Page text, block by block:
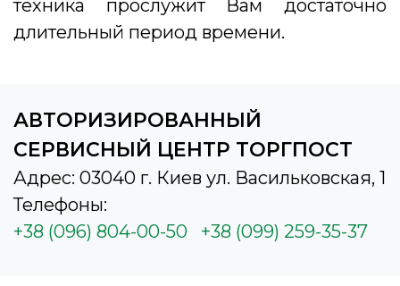
техника прослужит Вам достаточно
длительный период времени.
АВТОРИЗИРОВАННЫЙ
СЕРВИСНЫЙ ЦЕНТР ТОРГПОСТ
Адрес: 03040 г. Киев ул. Васильковская, 1
Телефоны:
+38 (096) 804-00-50
+38 (099) 259-35-37